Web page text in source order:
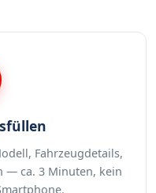
Fahrzeugdetails,
— ca. 3 Minuten, kein